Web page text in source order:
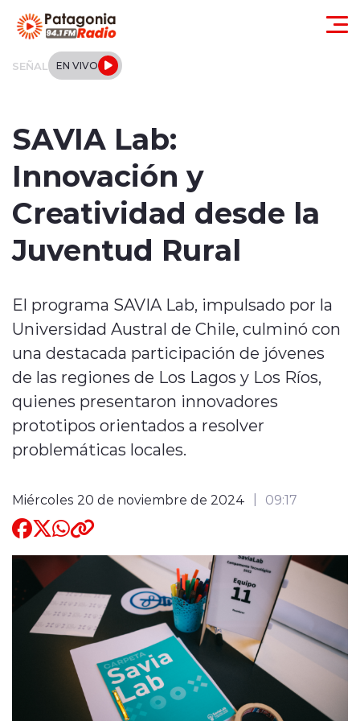
SEÑAL EN VIVO
Deportes
Entrevistas
Quienes Somos
SAVIA Lab:
Innovación y
Creatividad desde la
Juventud Rural
El programa SAVIA Lab, impulsado por la
Universidad Austral de Chile, culminó con
una destacada participación de jóvenes
de las regiones de Los Lagos y Los Ríos,
quienes presentaron innovadores
prototipos orientados a resolver
problemáticas locales.
Miércoles 20 de noviembre de 2024 09:17